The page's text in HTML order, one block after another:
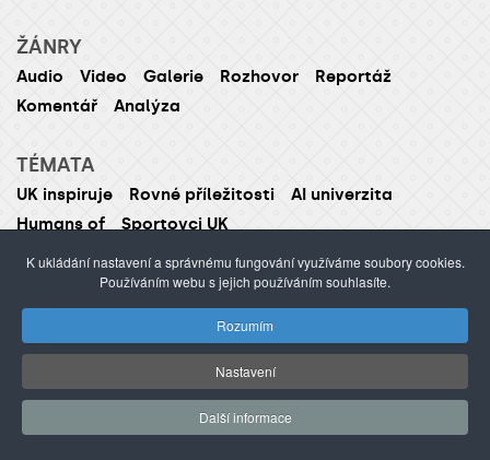
ŽÁNRY
Audio Video Galerie Rozhovor
Reportáž
Komentář
Analýza
TÉMATA
UK inspiruje Rovné příležitosti
AI univerzita
Humans of
Sportovci UK
ISSN 1214-5726 (tištěná verze ISSN 1211-1724)
Publikování nebo šíření obsahu je zakázáno bez
předchozího souhlasu.
©2012–2026Univerzita Karlova /webdesign Agionet
s.r.o.
K ukládání nastavení a správnému fungování využíváme soubory cookies.
Používáním webu s jejich používáním souhlasíte.
Rozumím
Nastavení
Další informace